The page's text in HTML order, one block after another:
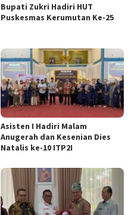
Bupati Zukri Hadiri HUT
Puskesmas Kerumutan Ke-25
Asisten I Hadiri Malam
Anugerah dan Kesenian Dies
Natalis ke-10 ITP2I